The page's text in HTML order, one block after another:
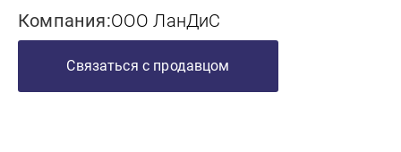
Компания:ООО ЛанДиС
Связаться с продавцом